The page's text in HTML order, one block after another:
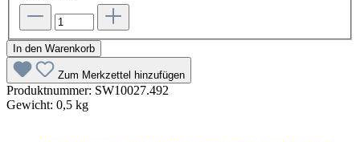
In den Warenkorb
Zum Merkzettel hinzufügen
Produktnummer: SW10027.492
Gewicht: 0,5 kg